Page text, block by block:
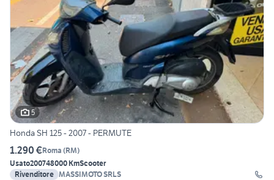
5
Honda SH 125 - 2007 - PERMUTE
1.290 €Roma (RM)
Usato200748000 KmScooter
Rivenditore MASSIMOTO SRLS